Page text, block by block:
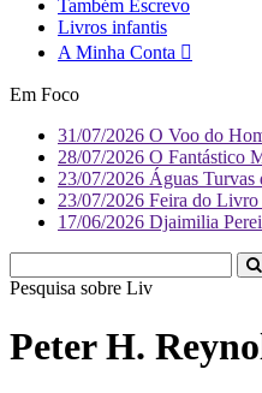
Também Escrevo
Livros infantis
A Minha Conta
Em Foco
31/07/2026 O Voo do
28/07/2026 O Fantástico
23/07/2026 Águas Turvas
23/07/2026 Feira do Livro
17/06/2026 Djaimilia
Pesquisa sobre Literatura
Peter H.